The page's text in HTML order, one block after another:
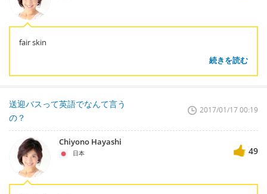
fair skin
続きを読む
送迎バスって英語でなんて言う
の？
2017/01/17 00:19
Chiyono Hayashi
日本 49